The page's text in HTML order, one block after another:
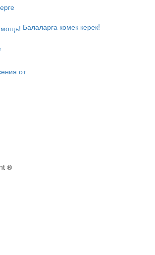
Балаларға көмек керек!
от
®